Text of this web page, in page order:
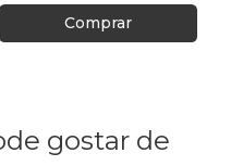
Comprar
gostar de